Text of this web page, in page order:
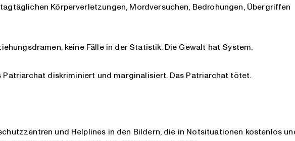
Körperverletzungen, Mordversuchen, Bedrohungen, Übergriffen
keine Fälle in der Statistik. Die Gewalt hat System.
Patriarchat diskriminiert und marginalisiert. Das Patriarchat tötet.
und Helplines in den Bildern, die in Notsituationen kostenlos